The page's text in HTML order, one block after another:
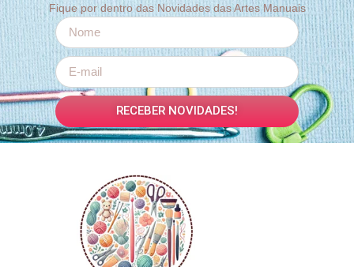
Fique por dentro das Novidades das Artes Manuais
RECEBER NOVIDADES!